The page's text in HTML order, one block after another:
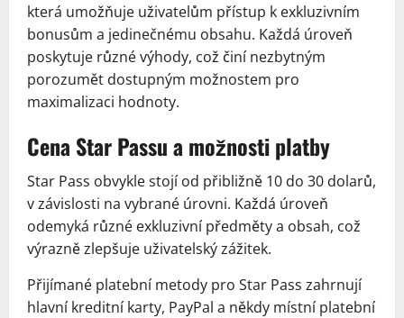
která umožňuje uživatelům přístup k exkluzivním
bonusům a jedinečnému obsahu. Každá úroveň
poskytuje různé výhody, což činí nezbytným
porozumět dostupným možnostem pro
maximalizaci hodnoty.
Cena Star Passu a možnosti platby
Star Pass obvykle stojí od přibližně 10 do 30 dolarů,
v závislosti na vybrané úrovni. Každá úroveň
odemyká různé exkluzivní předměty a obsah, což
výrazně zlepšuje uživatelský zážitek.
Přijímané platební metody pro Star Pass zahrnují
hlavní kreditní karty, PayPal a někdy místní platební